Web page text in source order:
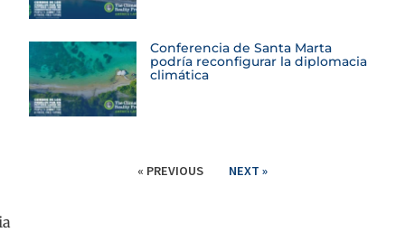
Conferencia de Santa Marta
podría reconfigurar la diplomacia
climática
« PREVIOUS NEXT »